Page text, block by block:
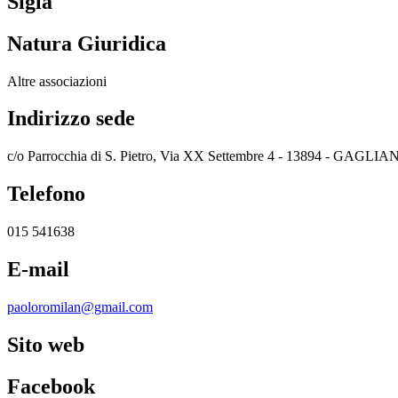
Natura Giuridica
Altre associazioni
Indirizzo sede
c/o Parrocchia di S. Pietro, Via XX Settembre 4 - 13894 -
Telefono
015 541638
E-mail
paoloromilan@gmail.com
Sito web
Facebook